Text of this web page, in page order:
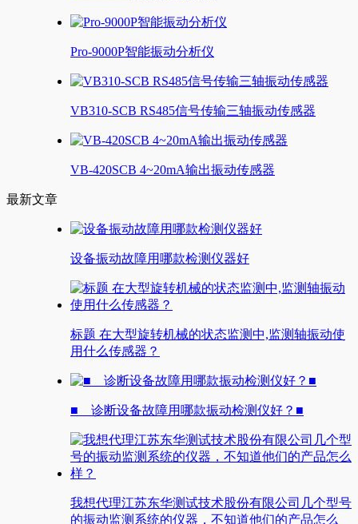
Pro-9000P智能振动分析仪
VB310-SCB RS485信号传输三轴振动传感器
VB-420SCB 4~20mA输出振动传感器
最新文章
设备振动故障用哪款检测仪器好
标题 在大型旋转机械的状态监测中,监测轴振动使
用什么传感器？
■ 诊断设备故障用哪款振动检测仪好？■
我想代理江苏东华测试技术股份有限公司几个型号
的振动监测系统的仪器，不知道他们的产品怎么